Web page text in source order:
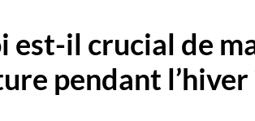
est-il crucial de
pendant l’hiver